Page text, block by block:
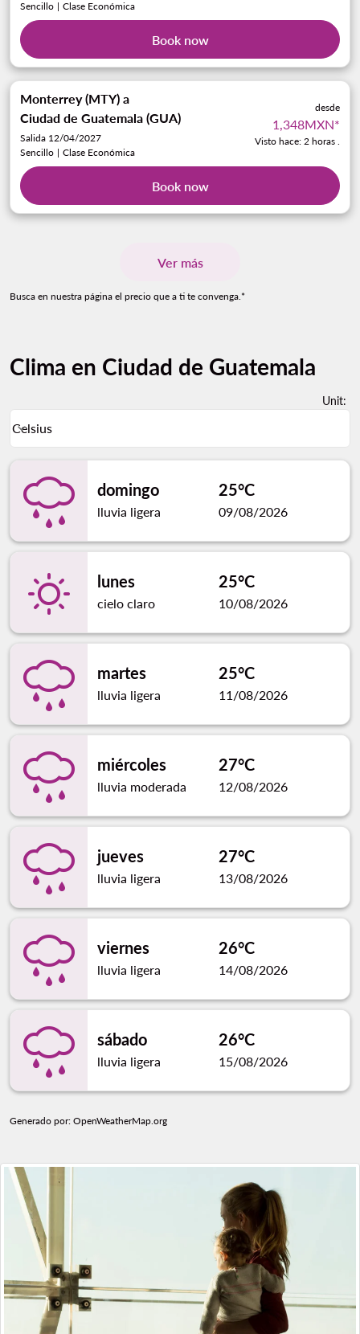
Sencillo | Clase Económica
Book now
Monterrey (MTY) a
Ciudad de Guatemala (GUA)
Salida 12/04/2027
Sencillo | Clase Económica
desde
1,348MXN*
Visto hace: 2 horas .
Book now
Ver más
Busca en nuestra página el precio que a ti te convenga.*
Clima en Ciudad de Guatemala
Unit:
Celsius
keyboard_arrow_down
domingo
lluvia ligera
25°C
09/08/2026
lunes
cielo claro
25°C
10/08/2026
martes
lluvia ligera
25°C
11/08/2026
miércoles
lluvia moderada
27°C
12/08/2026
jueves
lluvia ligera
27°C
13/08/2026
viernes
lluvia ligera
26°C
14/08/2026
sábado
lluvia ligera
26°C
15/08/2026
Generado por: OpenWeatherMap.org